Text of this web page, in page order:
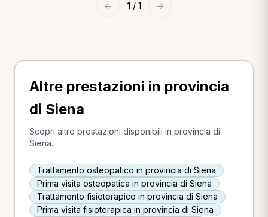
← 1 / 1 →
Altre prestazioni in provincia
di Siena
Scopri altre prestazioni disponibili in provincia di
Siena.
Trattamento osteopatico in provincia di Siena
Prima visita osteopatica in provincia di Siena
Trattamento fisioterapico in provincia di Siena
Prima visita fisioterapica in provincia di Siena